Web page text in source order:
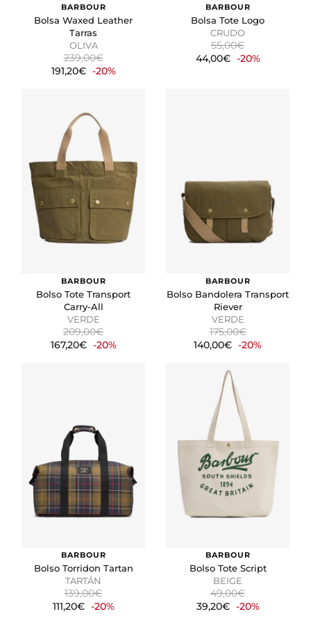
BARBOUR
Bolsa Waxed Leather
Tarras
OLIVA
239,00€
191,20€ -20%
BARBOUR
Bolsa Tote Logo
CRUDO
55,00€
44,00€ -20%
BARBOUR
Bolso Tote Transport
Carry-All
VERDE
209,00€
167,20€ -20%
BARBOUR
Bolso Bandolera Transport
Riever
VERDE
175,00€
140,00€ -20%
BARBOUR
Bolso Torridon Tartan
TARTÁN
139,00€
111,20€ -20%
BARBOUR
Bolso Tote Script
BEIGE
49,00€
39,20€ -20%
relevantes y atractivos para el usuario individual.
GUARDAR CONFIGURACIÓN
"Configuración de cookies" al pie de la página. También puedes
consultar nuestrapolítica de cookies